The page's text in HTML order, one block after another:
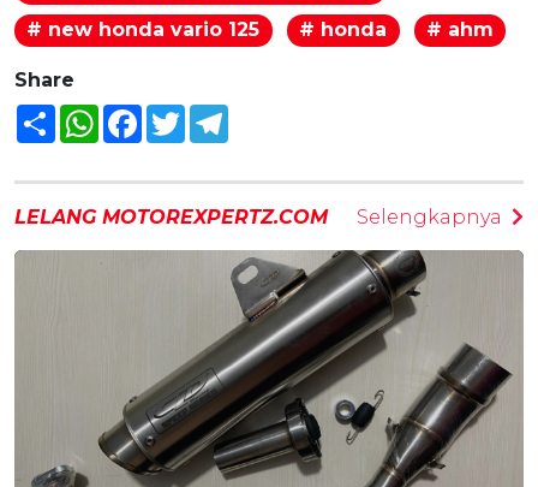
# new honda vario 125
# honda # ahm
Share
Share WhatsAppFacebook
Twitter
LELANG MOTOREXPERTZ.COM Selengkapnya